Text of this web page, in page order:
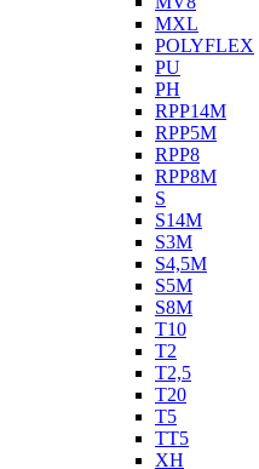
MXL
POLYFLEX
PU
PH
RPP14M
RPP5M
RPP8
RPP8M
S
S14M
S3M
S4,5M
S5M
S8M
T10
T2
T2,5
T20
T5
TT5
XH